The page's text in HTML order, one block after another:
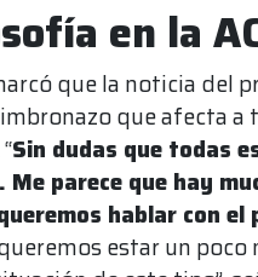
en la
que la noticia del
que afecta
Sin dudas que todas
Me parece que hay
hablar con el
estar un